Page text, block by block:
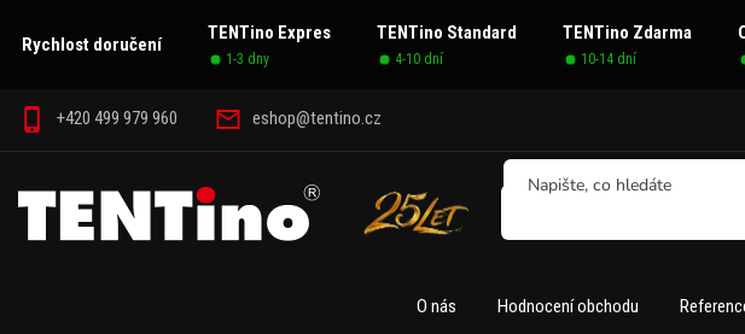
Rychlost doručení
TENTino Expres TENTino Standard TENTino Zdarma
1-3 dny 4-10 dní 10-14 dní
+420 499 979 960 eshop@tentino.cz
O nás Hodnocení obchodu